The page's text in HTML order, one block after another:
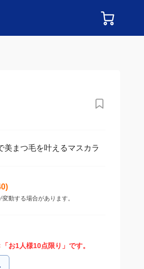
美まつ毛を叶えるマスカラ
)
動する場合があります。
お1人様10点限り」です。